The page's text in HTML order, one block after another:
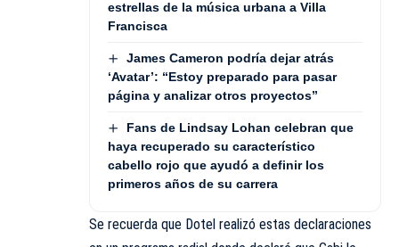
estrellas de la música urbana a Villa
Francisca
James Cameron podría dejar atrás
‘Avatar’: “Estoy preparado para pasar
página y analizar otros proyectos”
Fans de Lindsay Lohan celebran que
haya recuperado su característico
cabello rojo que ayudó a definir los
primeros años de su carrera
Se recuerda que Dotel realizó estas declaraciones